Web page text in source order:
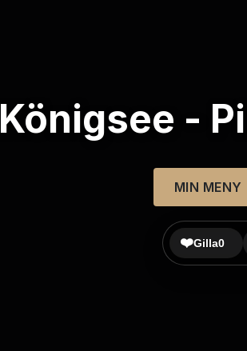
Königsee -
MIN MENY
❤️Gilla0